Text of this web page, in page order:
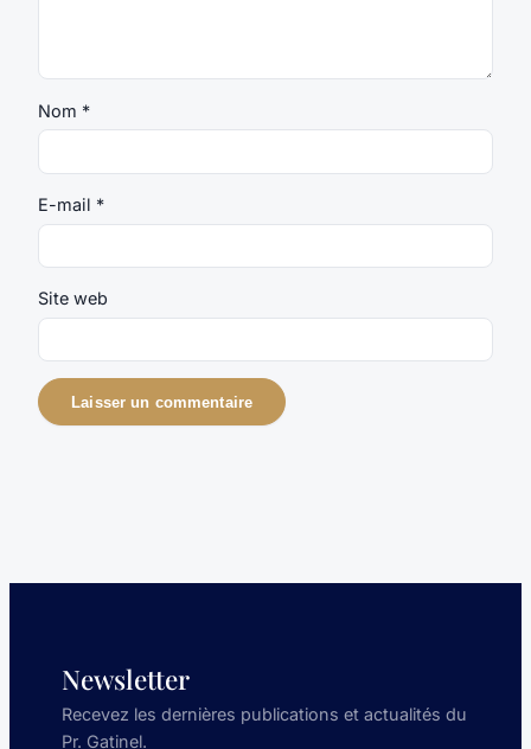
Nom *
E-mail *
Site web
Newsletter
Recevez les dernières publications et actualités du
Pr. Gatinel.